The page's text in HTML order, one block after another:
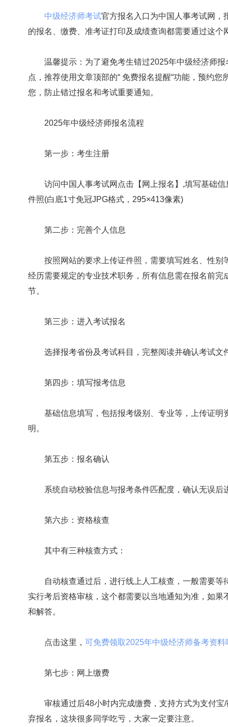
中级经济师考试官方报名入口为中国人事考试网，
的报名、缴费、准考证打印及成绩查询都需要通过这个
温馨提示：为了避免考生错过2025年中级经济师报
点，推荐使用文章顶部的“ 免费报名提醒“功能，预约
您，防止错过报名和考试重要通知。
2025年中级经济师报名流程
第一步：考生注册
访问中国人事考试网点击【网上报名】,填写基础信
件照(白底1寸免冠JPG格式，295×413像素)
第二步：完善个人信息
按照网站的要求上传证件照，需要填写姓名、性别
经历需要规定的专业技术职务，所有信息需在报名前
节。
第三步：进入考试报名
选择报考省份及考试科目，完整阅读并确认考试文
第四步：填写报考信息
基础信息填写，包括报考级别、专业等，上传证明
明。
第五步：报名确认
系统自动校验信息与报考条件匹配度，确认无误后
第六步：资格核查
其中有三种核查方式：
自动核查通过后，进行线上人工核查，一般需要等
实行考后资格审核，这个都需要以当地通知为准，如
和解答。
点击这里， 可免费领取2025年中级经济师备考资料
第七步：网上缴费
审核通过后48小时内完成缴费，支持方式为支付宝/
弃报名，这块很多同学吃亏，大家一定要注意。